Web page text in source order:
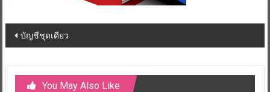
Post
navigation
บัญชีชุดเดียว
You May Also Like